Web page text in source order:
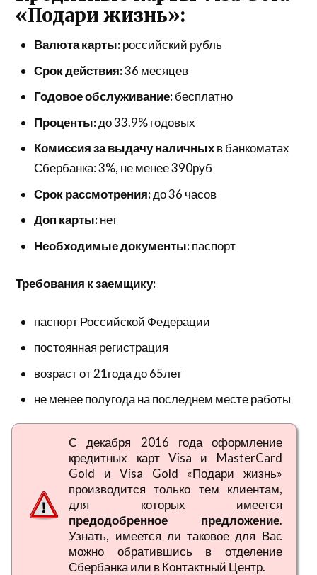
«Подари жизнь»:
Валюта карты:российский рубль
Срок действия:36 месяцев
Годовое обслуживание:бесплатно
Проценты:до 33.9% годовых
Комиссия за выдачу наличныхв банкоматах
Сбербанка: 3%, не менее 390руб
Срок рассмотрения:до 36 часов
Доп карты:нет
Необходимые документы:паспорт
Требования к заемщику:
паспорт Российской Федерации
постоянная регистрация
возраст от 21года до 65лет
не менее полугода на последнем месте работы
С декабря 2016 года оформление
кредитных карт Visa и MasterCard
Gold и Visa Gold «Подари жизнь»
производится только тем клиентам,
для которых имеется
предодобренное предложение.
Узнать, имеется ли таковое для Вас
можно обратившись в отделение
Сбербанка или в Контактный Центр.